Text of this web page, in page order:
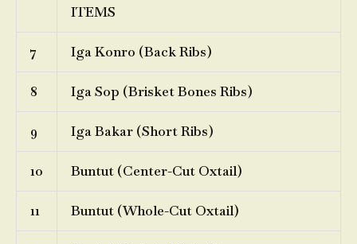
ITEMS
7 Iga Konro (Back Ribs)
8 Iga Sop (Brisket Bones Ribs)
9 Iga Bakar (Short Ribs)
10 Buntut (Center-Cut Oxtail)
11 Buntut (Whole-Cut Oxtail)